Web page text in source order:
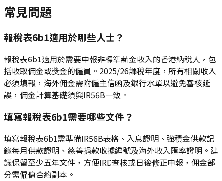
常見問題
報稅表6b1適用於哪些人士？
報稅表6b1適用於需要申報非標準薪金收入的香港納稅人，包
括收取佣金或獎金的僱員。2025/26課稅年度，所有相關收入
必須填報，海外佣金需附僱主信函及銀行水單以避免審核延
誤，佣金計算基礎須與IR56B一致。
填寫報稅表6b1需要哪些文件？
填寫報稅表6b1需準備IR56B表格、入息證明、強積金供款記
錄每月供款證明、慈善捐款收據編號及海外收入匯率證明。建
議保留至少五年文件，方便IRD查核或日後修正申報，佣金部
分需僱傭合約副本。